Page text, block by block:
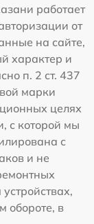
работает
от
на сайте,
характер и
п. 2 ст. 437
марки
целях
с которой мы
с
и не
обороте, в